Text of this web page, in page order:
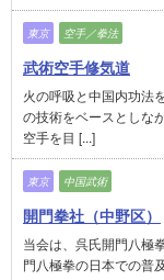
東京 空手／拳法
武術空手修気道
火の呼吸と中国内功法
の技術をベースとしな
空手を目 [...]
東京 中国武術
開門拳社（中野区）
当会は、呉氏開門八極
門八極拳の日本での普